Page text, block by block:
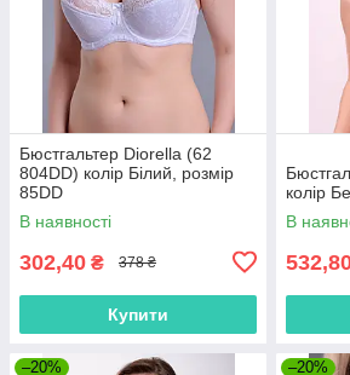
Бюстгальтер Diorella (62
804DD) колір Білий, розмір
85DD
В наявності
302,40 ₴ 378 ₴
Купити
колір
В
–20% –20%